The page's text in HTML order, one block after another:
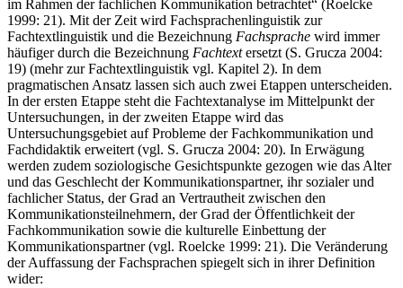
Grucza 2004: 19). Fachsprachen werden als „Äußerung von Texten
im Rahmen der fachlichen Kommunikation betrachtet“ (Roelcke
1999: 21). Mit der Zeit wird Fachsprachenlinguistik zur
Fachtextlinguistik und die BezeichnungFachsprachewird immer
häufiger durch die Bezeichnung Fachtextersetzt (S. Grucza 2004:
19) (mehr zur Fachtextlinguistik vgl. Kapitel 2). In dem
pragmatischen Ansatz lassen sich auch zwei Etappen unterscheiden.
In der ersten Etappe steht die Fachtextanalyse im Mittelpunkt der
Untersuchungen, in der zweiten Etappe wird das
Untersuchungsgebiet auf Probleme der Fachkommunikation und
Fachdidaktik erweitert (vgl. S. Grucza 2004: 20). In Erwägung
werden zudem soziologische Gesichtspunkte gezogen wie das Alter
und das Geschlecht der Kommunikationspartner, ihr sozialer und
fachlicher Status, der Grad an Vertrautheit zwischen den
Kommunikationsteilnehmern, der Grad der Öffentlichkeit der
Fachkommunikation sowie die kulturelle Einbettung der
Kommunikationspartner (vgl. Roelcke 1999: 21). Die Veränderung
der Auffassung der Fachsprachen spiegelt sich in ihrer Definition